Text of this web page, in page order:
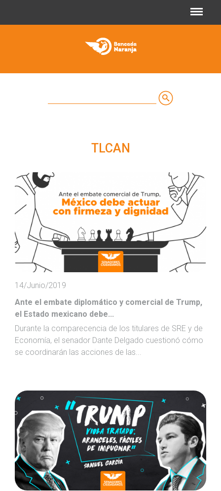
TLCAN
14/Junio/2019
Ante el embate diplomático y comercial de Trump,
el Estado mexicano debe...
Durante la comparecencia de los titulares de SRE y de
Economía, el senador Dante Delgado cuestionó cómo
se coordinarán las acciones de las...